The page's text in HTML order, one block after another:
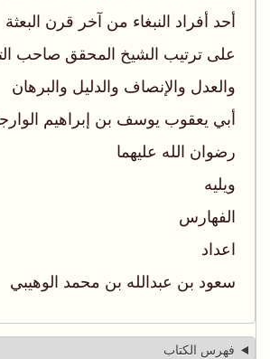
أحد أفراد النبغاء من آخر قرن البعثة
على ترتيب الشيخ المحقق صاحب
والعدل والإنصاف والدليل والبرهان
أبي يعقوب يوسف بن إبراهيم
رضوان الله عليهما
ويليه
الفهارس
اعداد
سعود بن عبدالله بن محمد الوهيبي
فهرس الكتاب